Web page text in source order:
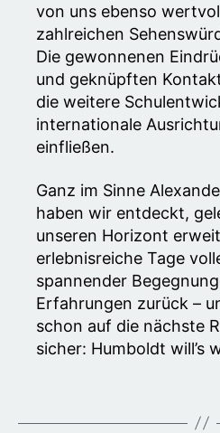
von uns ebenso
zahlreichen
Die gewonnenen
und geknüpften
die weitere
internationale
einfließen.
Ganz im Sinne
haben wir entdeckt,
unseren Horizont
erlebnisreiche Tage
spannender
Erfahrungen zurück –
schon auf die nächste
sicher: Humboldt will’s